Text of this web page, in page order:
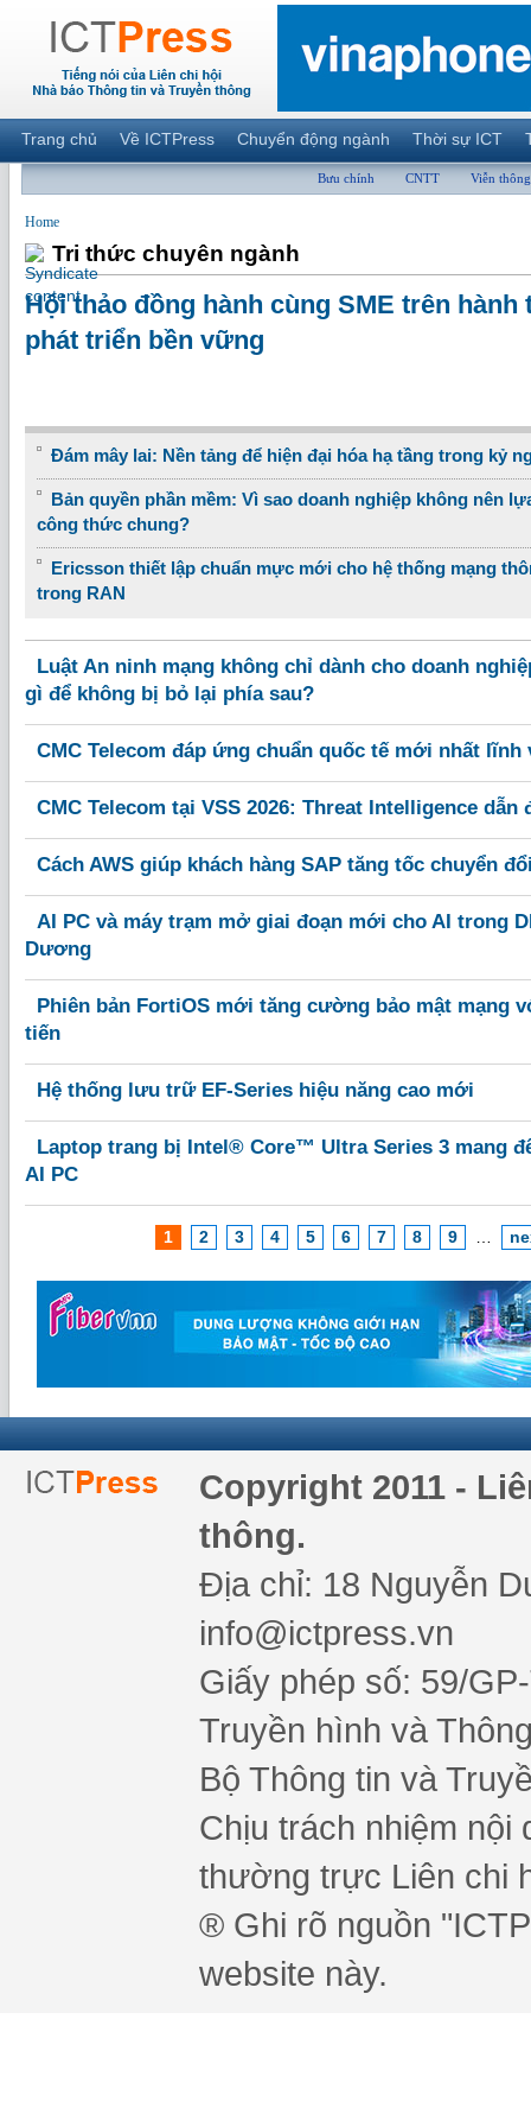
Trang chủ Về ICTPress Chuyển động ngành Thời sự ICT
Bưu chính CNTT Viễn thông
Home
Tri thức chuyên ngành
Hội thảo đồng hành cùng SME trên hành
phát triển bền vững
Đám mây lai: Nền tảng để hiện đại hóa hạ tầng trong kỷ
Bản quyền phần mềm: Vì sao doanh nghiệp không nên
công thức chung?
Ericsson thiết lập chuẩn mực mới cho hệ thống mạng
trong RAN
Luật An ninh mạng không chỉ dành cho doanh
gì để không bị bỏ lại phía sau?
CMC Telecom đáp ứng chuẩn quốc tế mới nhất
CMC Telecom tại VSS 2026: Threat Intelligence dẫn
Cách AWS giúp khách hàng SAP tăng tốc chuyển
AI PC và máy trạm mở giai đoạn mới cho AI trong
Dương
Phiên bản FortiOS mới tăng cường bảo mật mạng
tiến
Hệ thống lưu trữ EF-Series hiệu năng cao mới
Laptop trang bị Intel® Core™ Ultra Series 3 mang
AI PC
1 2 3 4 5 6 7 8 9
Copyright 2011 -
thông.
Địa chỉ: 18 Nguyễn
info@ictpress.vn
Giấy phép số: 59/
Truyền hình và
Bộ Thông tin và
Chịu trách nhiệm nội
thường trực Liên chi
® Ghi rõ nguồn
website này.